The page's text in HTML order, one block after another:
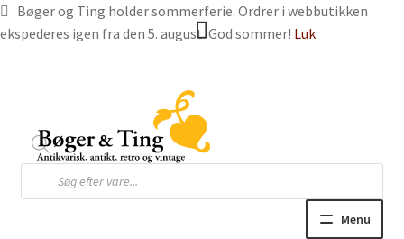
Bøger og Ting holder sommerferie. Ordrer i webbutikken
ekspederes igen fra den 5. august. God sommer! Luk
navigation
indhold
Products
search
Menu